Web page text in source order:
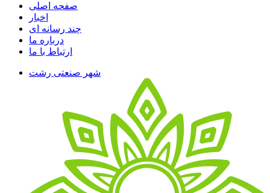
صفحه اصلی
اخبار
چند رسانه ای
درباره ما
ارتباط با ما
شهر صنعتی رشت